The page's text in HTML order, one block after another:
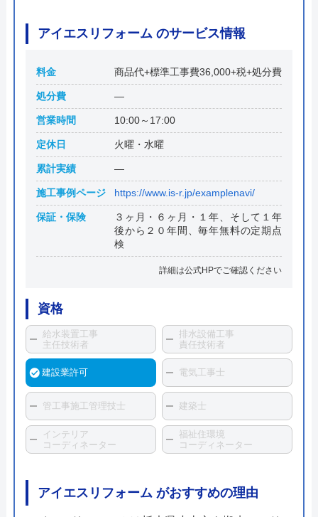
アイエスリフォーム のサービス情報
料金 商品代+標準工事費36,000+税+処分費
処分費 ―
営業時間 10:00～17:00
定休日 火曜・水曜
累計実績 ―
施工事例ページ https://www.is-r.jp/examplenavi/
保証・保険
３ヶ月・６ヶ月・１年、そして１年
後から２０年間、毎年無料の定期点
検
詳細は公式HPでご確認ください
資格
給水装置工事
主任技術者
排水設備工事
責任技術者
建設業許可 電気工事士
管工事施工管理技士 建築士
インテリア
コーディネーター
福祉住環境
コーディネーター
アイエスリフォーム がおすすめの理由